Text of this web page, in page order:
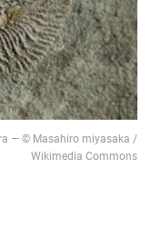
— © Masahiro miyasaka /
Wikimedia Commons